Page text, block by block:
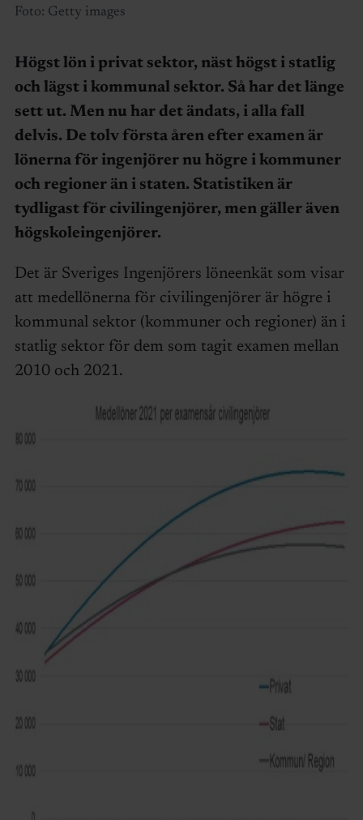
Foto: Getty images
Högst lön i privat sektor, näst högst i statlig
och lägst i kommunal sektor. Så har det länge
sett ut. Men nu har det ändats, i alla fall
delvis. De tolv första åren efter examen är
lönerna för ingenjörer nu högre i kommuner
och regioner än i staten. Statistiken är
tydligast för civilingenjörer, men gäller även
högskoleingenjörer.
Det är Sveriges Ingenjörers löneenkät som visar
att medellönerna för civilingenjörer är högre i
kommunal sektor (kommuner och regioner) än i
statlig sektor för dem som tagit examen mellan
2010 och 2021.